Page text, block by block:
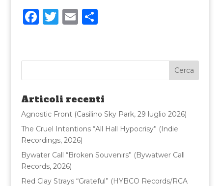
F
e
b
o
o
k
T
te
r
E
l
C
di
vi
di
Articoli recenti
Agnostic Front (Casilino Sky Park, 29 luglio 2026)
The Cruel Intentions “All Hall Hypocrisy” (Indie
Recordings, 2026)
Bywater Call “Broken Souvenirs” (Bywatwer Call
Records, 2026)
Red Clay Strays “Grateful” (HYBCO Records/RCA